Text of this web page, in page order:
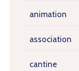
animation
association
cantine